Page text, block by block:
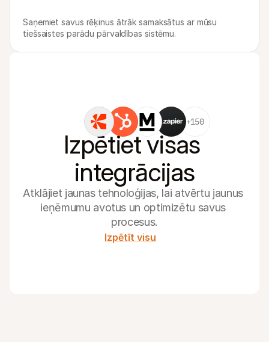
Saņemiet savus rēķinus ātrāk samaksātus ar mūsu
tiešsaistes parādu pārvaldības sistēmu.
+150
Izpētiet visas
integrācijas
Atklājiet jaunas tehnoloģijas, lai atvērtu jaunus
ieņēmumu avotus un optimizētu savus
procesus.
Izpētīt visu